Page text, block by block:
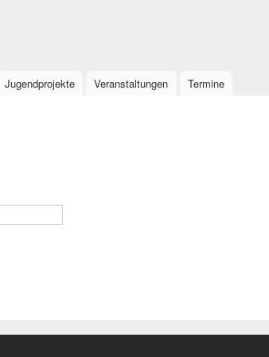
Jugendprojekte Veranstaltungen Termine